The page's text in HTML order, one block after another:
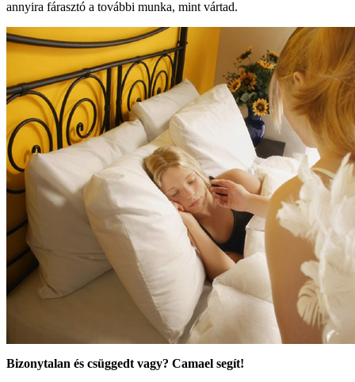
annyira fárasztó a további munka, mint vártad.
Bizonytalan és csüggedt vagy? Camael segít!